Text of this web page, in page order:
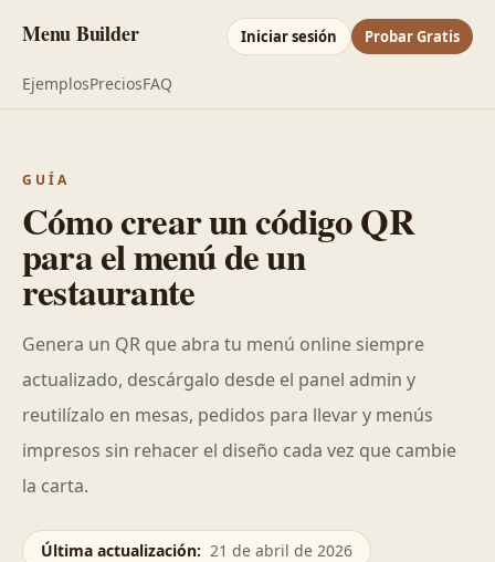
Menu Builder Iniciar sesión Probar Gratis
EjemplosPreciosFAQ
GUÍA
Cómo crear un código QR
para el menú de un
restaurante
Genera un QR que abra tu menú online siempre
actualizado, descárgalo desde el panel admin y
reutilízalo en mesas, pedidos para llevar y menús
impresos sin rehacer el diseño cada vez que cambie
la carta.
Última actualización: 21 de abril de 2026